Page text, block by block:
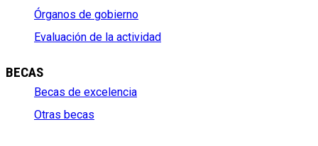
Órganos de gobierno
Evaluación de la actividad
BECAS
Becas de excelencia
Otras becas